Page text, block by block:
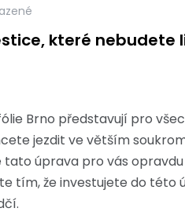
které nebudete
Brno představují pro
jezdit ve větším
tato úprava pro vás
tím, že investujete do této